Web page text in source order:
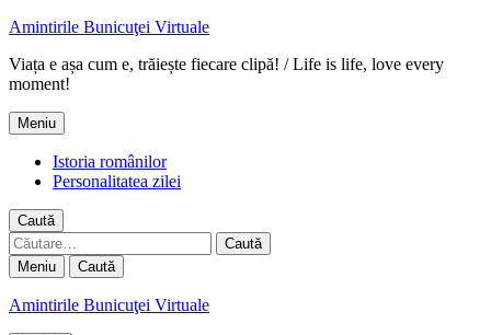
Amintirile Bunicuţei Virtuale
Viața e așa cum e, trăiește fiecare clipă! / Life is life, love every
moment!
Meniu
Istoria românilor
Personalitatea zilei
Caută
Caută
după:
Meniu Caută
Amintirile Bunicuţei Virtuale